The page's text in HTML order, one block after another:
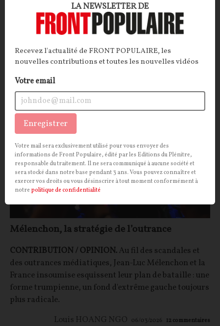
promettant une rupture radicale articulée autour du
principe de « Nouvelle France ». Notre contributeur
identifie deux grandes filiations politiques dont il
estime que Jean-Luc Mélenchon est la synthèse.
Arnaud Besnard
OPINIONSPOLITIQUE
Mélenchon, la stratégie de l’outrance
CONTRIBUTION / OPINION.Au fil des scandales et
des outrances médiatiques, Jean-Luc Mélenchon et la
France insoumise esquissent leur plan de bataille : une
forme trumpienne, un fond d'extrême gauche toujours
plus radicale.
Louis HOANG NGO 06/03/2026 12commentaires
LA NEWSLETTER DE
Recevez l'actualité de FRONT POPULAIRE, les
nouvelles contributions et toutes les nouvelles vidéos
Votre email
Enregistrer
Votre mail sera exclusivement utilisé pour vous envoyer des
informations de Front Populaire, édité par les Editions du Plénitre,
responsable du traitement. Il ne sera communiqué à aucune société et
sera stocké dans notre base pendant 3 ans. Vous pouvez connaître et
exercer vos droits ou vous désinscrire à tout moment conformément à
notre politique de confidentialité